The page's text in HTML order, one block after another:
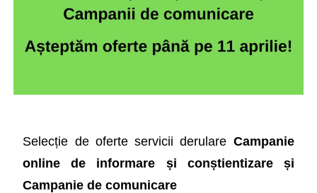
Selecție de oferte servicii derulare Campanie
online de informare și conștientizare și
Campanie de comunicare